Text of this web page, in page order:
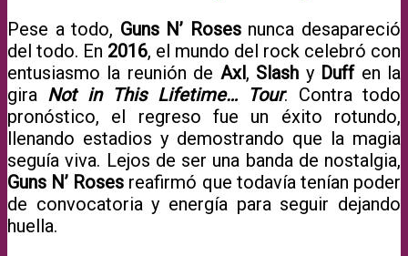
Pese a todo, Guns N’ Rosesnunca desapareció
del todo. En 2016, el mundo del rock celebró con
entusiasmo la reunión de Axl, Slash y Duffen la
gira Not in This Lifetime… Tour. Contra todo
pronóstico, el regreso fue un éxito rotundo,
llenando estadios y demostrando que la magia
seguía viva. Lejos de ser una banda de nostalgia,
Guns N’ Roses reafirmó que todavía tenían poder
de convocatoria y energía para seguir dejando
huella.